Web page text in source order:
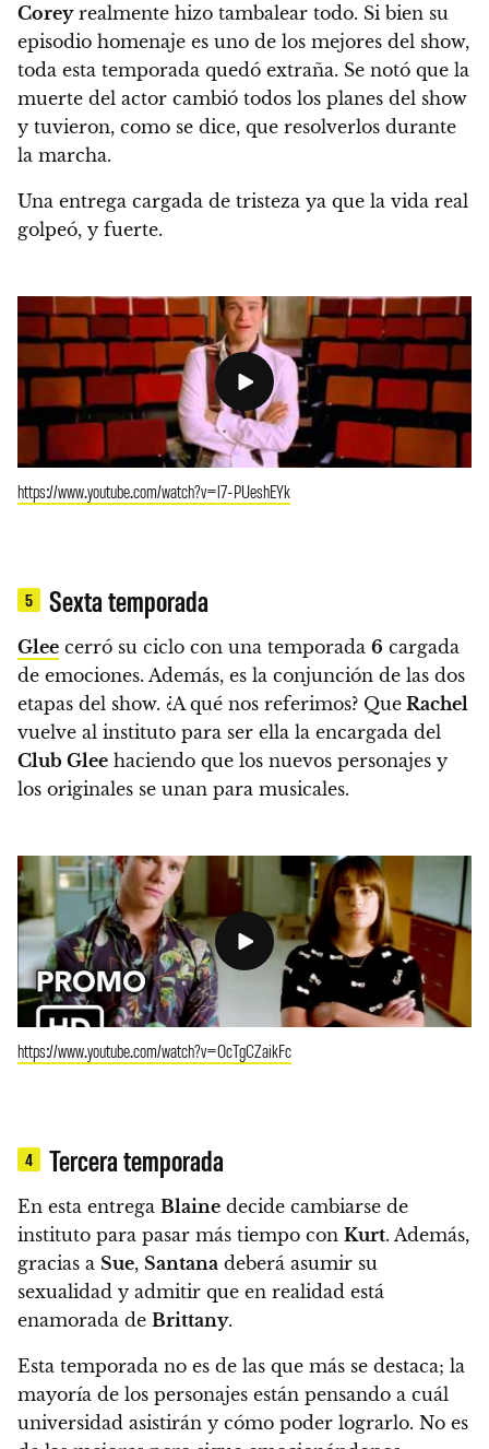
Coreyrealmente hizo tambalear todo. Si bien su
episodio homenaje es uno de los mejores del show,
toda esta temporada quedó extraña. Se notó que la
muerte del actor cambió todos los planes del show
y tuvieron, como se dice, que resolverlos durante
la marcha.
Una entrega cargada de tristeza ya que la vida real
golpeó, y fuerte.
https://www.youtube.com/watch?v=l7-PUeshEYk
5 Sexta temporada
Glee cerró su ciclo con una temporada 6 cargada
de emociones. Además, es la conjunción de las dos
etapas del show. ¿A qué nos referimos? Que Rachel
vuelve al instituto para ser ella la encargada del
Club Glee haciendo que los nuevos personajes y
los originales se unan para musicales.
https://www.youtube.com/watch?v=OcTgCZaikFc
4 Tercera temporada
En esta entrega Blaine decide cambiarse de
instituto para pasar más tiempo con Kurt. Además,
gracias a Sue, Santana deberá asumir su
sexualidad y admitir que en realidad está
enamorada de Brittany.
Esta temporada no es de las que más se destaca; la
mayoría de los personajes están pensando a cuál
universidad asistirán y cómo poder lograrlo. No es